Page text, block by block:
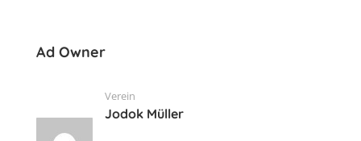
Ad Owner
Verein
Jodok Müller